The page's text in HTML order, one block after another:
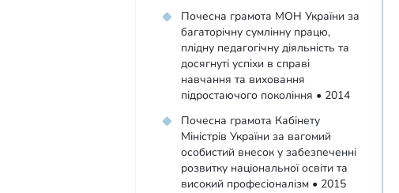
Почесна грамота МОН України за
багаторічну сумлінну працю,
плідну педагогічну діяльність та
досягнуті успіхи в справі
навчання та виховання
підростаючого покоління • 2014
Почесна грамота Кабінету
Міністрів України за вагомий
особистий внесок у забезпеченні
розвитку національної освіти та
високий професіоналізм • 2015